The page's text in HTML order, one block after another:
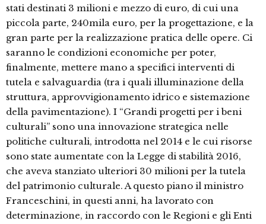
stati destinati 3 milioni e mezzo di euro, di cui una
piccola parte, 240mila euro, per la progettazione, e la
gran parte per la realizzazione pratica delle opere. Ci
saranno le condizioni economiche per poter,
finalmente, mettere mano a specifici interventi di
tutela e salvaguardia (tra i quali illuminazione della
struttura, approvvigionamento idrico e sistemazione
della pavimentazione). I “Grandi progetti per i beni
culturali” sono una innovazione strategica nelle
politiche culturali, introdotta nel 2014 e le cui risorse
sono state aumentate con la Legge di stabilità 2016,
che aveva stanziato ulteriori 30 milioni per la tutela
del patrimonio culturale. A questo piano il ministro
Franceschini, in questi anni, ha lavorato con
determinazione, in raccordo con le Regioni e gli Enti